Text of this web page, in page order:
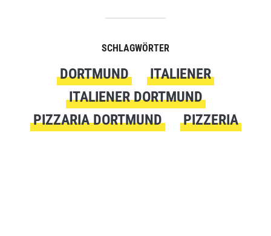
SCHLAGWÖRTER
DORTMUND
ITALIENER
ITALIENER DORTMUND
PIZZARIA DORTMUND
PIZZERIA